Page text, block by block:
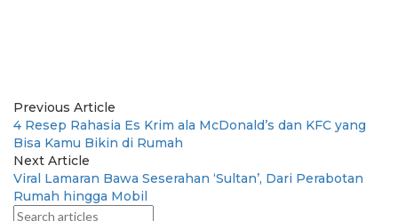
Previous Article
4 Resep Rahasia Es Krim ala McDonald’s dan KFC yang
Bisa Kamu Bikin di Rumah
Next Article
Viral Lamaran Bawa Seserahan ‘Sultan’, Dari Perabotan
Rumah hingga Mobil